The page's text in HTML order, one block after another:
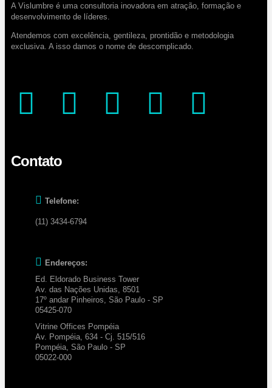
A Vislumbre é uma consultoria inovadora em atração, formação e
desenvolvimento de líderes.
Atendemos com excelência, gentileza, prontidão e metodologia
exclusiva. A isso damos o nome de descomplicado.
Contato
Telefone:
(11) 3434-6794
Endereços:
Ed. Eldorado Business Tower
Av. das Nações Unidas, 8501
17º andar Pinheiros, São Paulo - SP
05425-070
Vitrine Offices Pompéia
Av. Pompéia, 634 - Cj. 515/516
Pompéia, São Paulo - SP
05022-000